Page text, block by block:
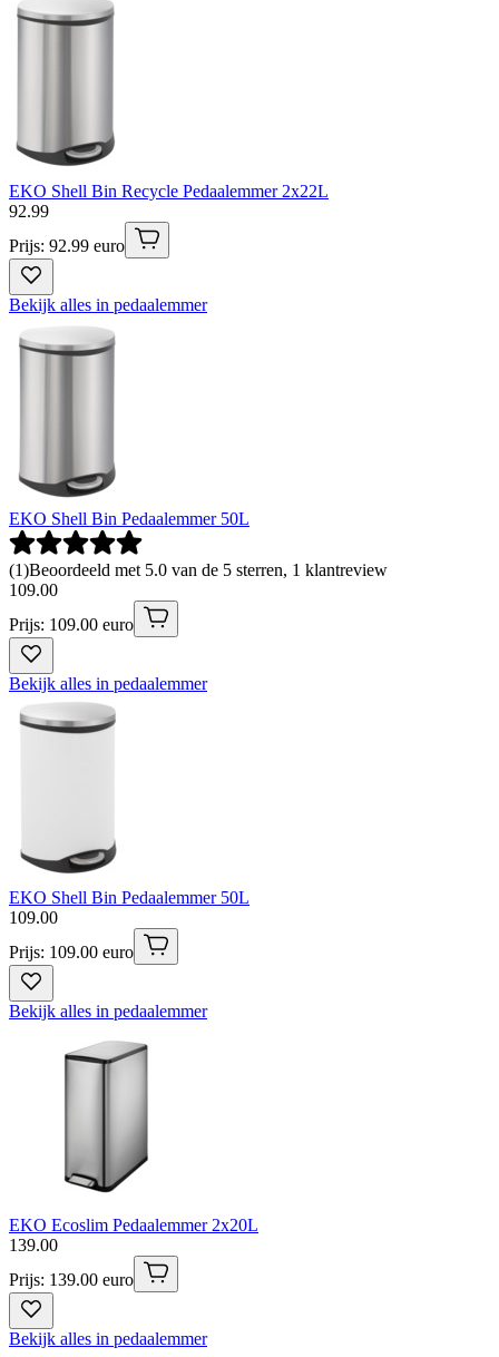
EKO Shell Bin Recycle Pedaalemmer 2x22L
92.99
Prijs: 92.99 euro
Bekijk alles in pedaalemmer
EKO Shell Bin Pedaalemmer 50L
(1)Beoordeeld met 5.0 van de 5 sterren, 1 klantreview
109.00
Prijs: 109.00 euro
Bekijk alles in pedaalemmer
EKO Shell Bin Pedaalemmer 50L
109.00
Prijs: 109.00 euro
Bekijk alles in pedaalemmer
EKO Ecoslim Pedaalemmer 2x20L
139.00
Prijs: 139.00 euro
Bekijk alles in pedaalemmer